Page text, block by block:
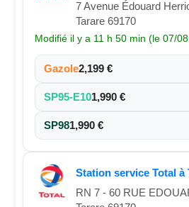
7 Avenue Édouard
Tarare 69170
Modifié il y a 11 h 50 min (le 07/
Gazole2,199 €
SP95-E101,990 €
SP981,990 €
Station service Total à
RN 7 - 60 RUE